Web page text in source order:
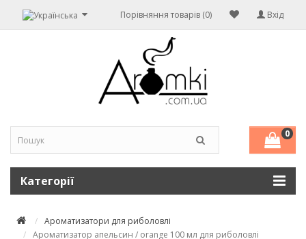
Вхід
Порівняння товарів (0)
0
Категорії
Ароматизатори для риболовлі
Ароматизатор апельсин / orange 100 мл для риболовлі